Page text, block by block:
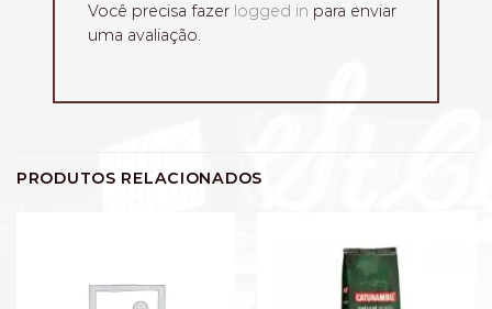
Você precisa fazer logged in para enviar
uma avaliação.
PRODUTOS RELACIONADOS